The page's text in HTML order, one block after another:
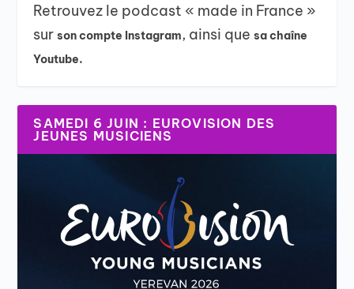
Retrouvez le podcast « made in France »
surson compte Instagram, ainsi quesa chaîne
Youtube.
SAMEDI 6 JUIN : EUROVISION DES
JEUNES MUSICIENS